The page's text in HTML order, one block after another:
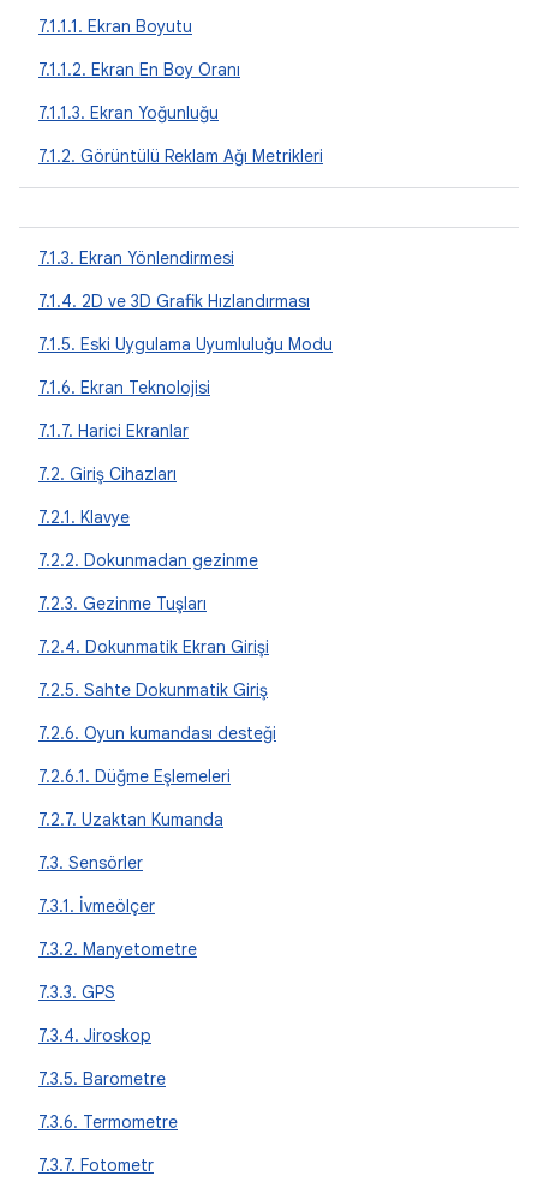
7.1.1.1. Ekran Boyutu
7.1.1.2. Ekran En Boy Oranı
7.1.1.3. Ekran Yoğunluğu
7.1.2. Görüntülü Reklam Ağı Metrikleri
7.1.3. Ekran Yönlendirmesi
7.1.4. 2D ve 3D Grafik Hızlandırması
7.1.5. Eski Uygulama Uyumluluğu Modu
7.1.6. Ekran Teknolojisi
7.1.7. Harici Ekranlar
7.2. Giriş Cihazları
7.2.1. Klavye
7.2.2. Dokunmadan gezinme
7.2.3. Gezinme Tuşları
7.2.4. Dokunmatik Ekran Girişi
7.2.5. Sahte Dokunmatik Giriş
7.2.6. Oyun kumandası desteği
7.2.6.1. Düğme Eşlemeleri
7.2.7. Uzaktan Kumanda
7.3. Sensörler
7.3.1. İvmeölçer
7.3.2. Manyetometre
7.3.3. GPS
7.3.4. Jiroskop
7.3.5. Barometre
7.3.6. Termometre
7.3.7. Fotometr